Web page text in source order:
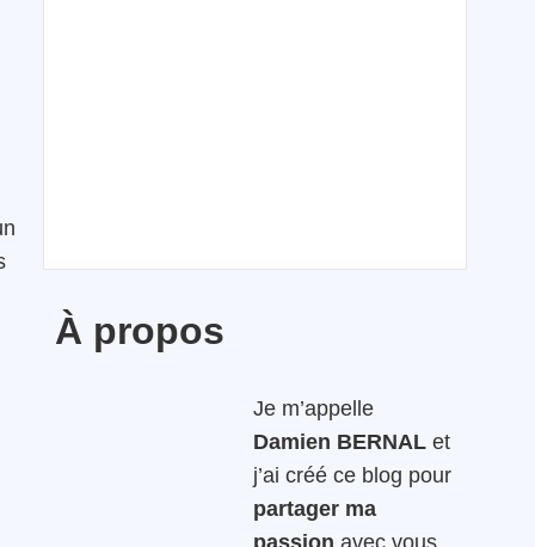
À propos
Je m’appelle
Damien BERNAL et
j’ai créé ce blog pour
partager ma
passion avec vous.